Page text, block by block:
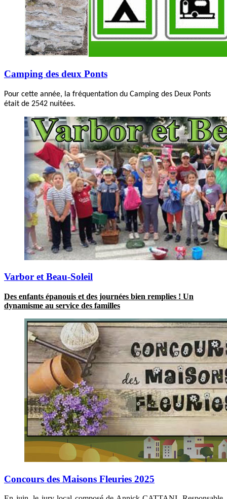
Camping des deux Ponts
Pour cette année, la fréquentation du Camping des Deux Ponts
était de 2542 nuitées.
Varbor et Beau-Soleil
Des enfants épanouis et des journées bien remplies ! Un
dynamisme au service des familles
Concours des Maisons Fleuries 2025